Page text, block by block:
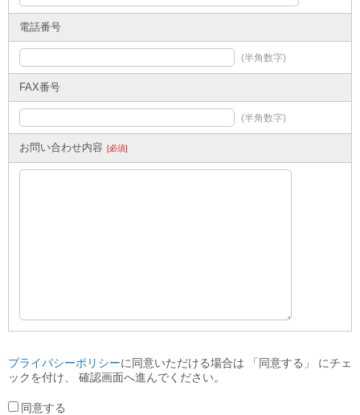
電話番号
(半角数字)
FAX番号
(半角数字)
お問い合わせ内容 [必須]
プライバシーポリシーに同意いただける場合は 「同意する」 にチェ
ックを付け、 確認画面へ進んでください。
同意する